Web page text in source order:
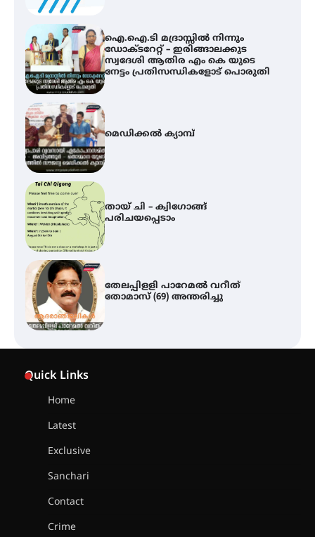
മെഡിക്കൽ ക്യാമ്പ്
തായ് ചി – ക്വിഗോങ്ങ്
പരിചയപ്പെടാം
തേലപ്പിളളി പാറേമൽ വറീത്
തോമാസ് (69) അന്തരിച്ചു
സർഗ്ഗസാഹിതി- കവിതാസംഗമം
2026 കവിതാ ചർച്ച കാട്ടൂർ, ടി. കെ.
ബാലൻ ഹാളിൽ 16ന്
Quick Links
Home
Latest
Exclusive
Sanchari
Contact
Crime